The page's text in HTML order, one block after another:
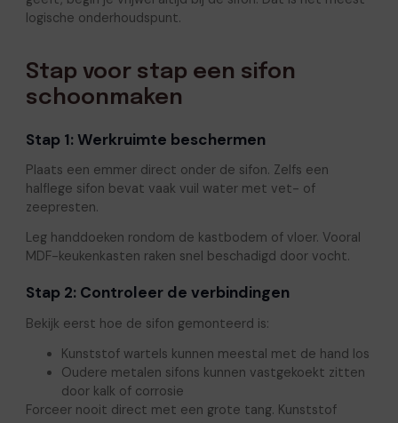
logische onderhoudspunt.
Stap voor stap een sifon
schoonmaken
Stap 1: Werkruimte beschermen
Plaats een emmer direct onder de sifon. Zelfs een
halflege sifon bevat vaak vuil water met vet- of
zeepresten.
Leg handdoeken rondom de kastbodem of vloer. Vooral
MDF-keukenkasten raken snel beschadigd door vocht.
Stap 2: Controleer de verbindingen
Bekijk eerst hoe de sifon gemonteerd is:
Kunststof wartels kunnen meestal met de hand los
Oudere metalen sifons kunnen vastgekoekt zitten
door kalk of corrosie
Forceer nooit direct met een grote tang. Kunststof